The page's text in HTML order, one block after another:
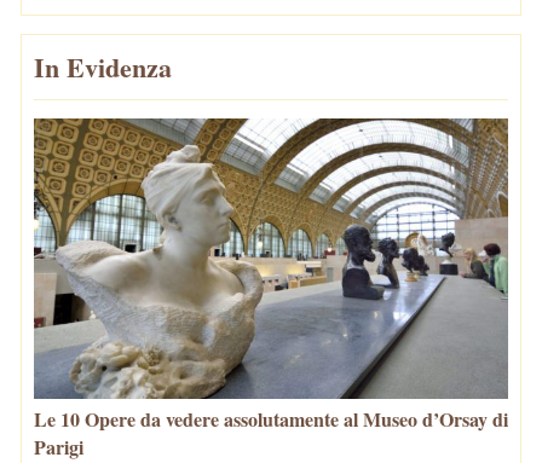
In Evidenza
Le 10 Opere da vedere assolutamente al Museo d’Orsay di
Parigi